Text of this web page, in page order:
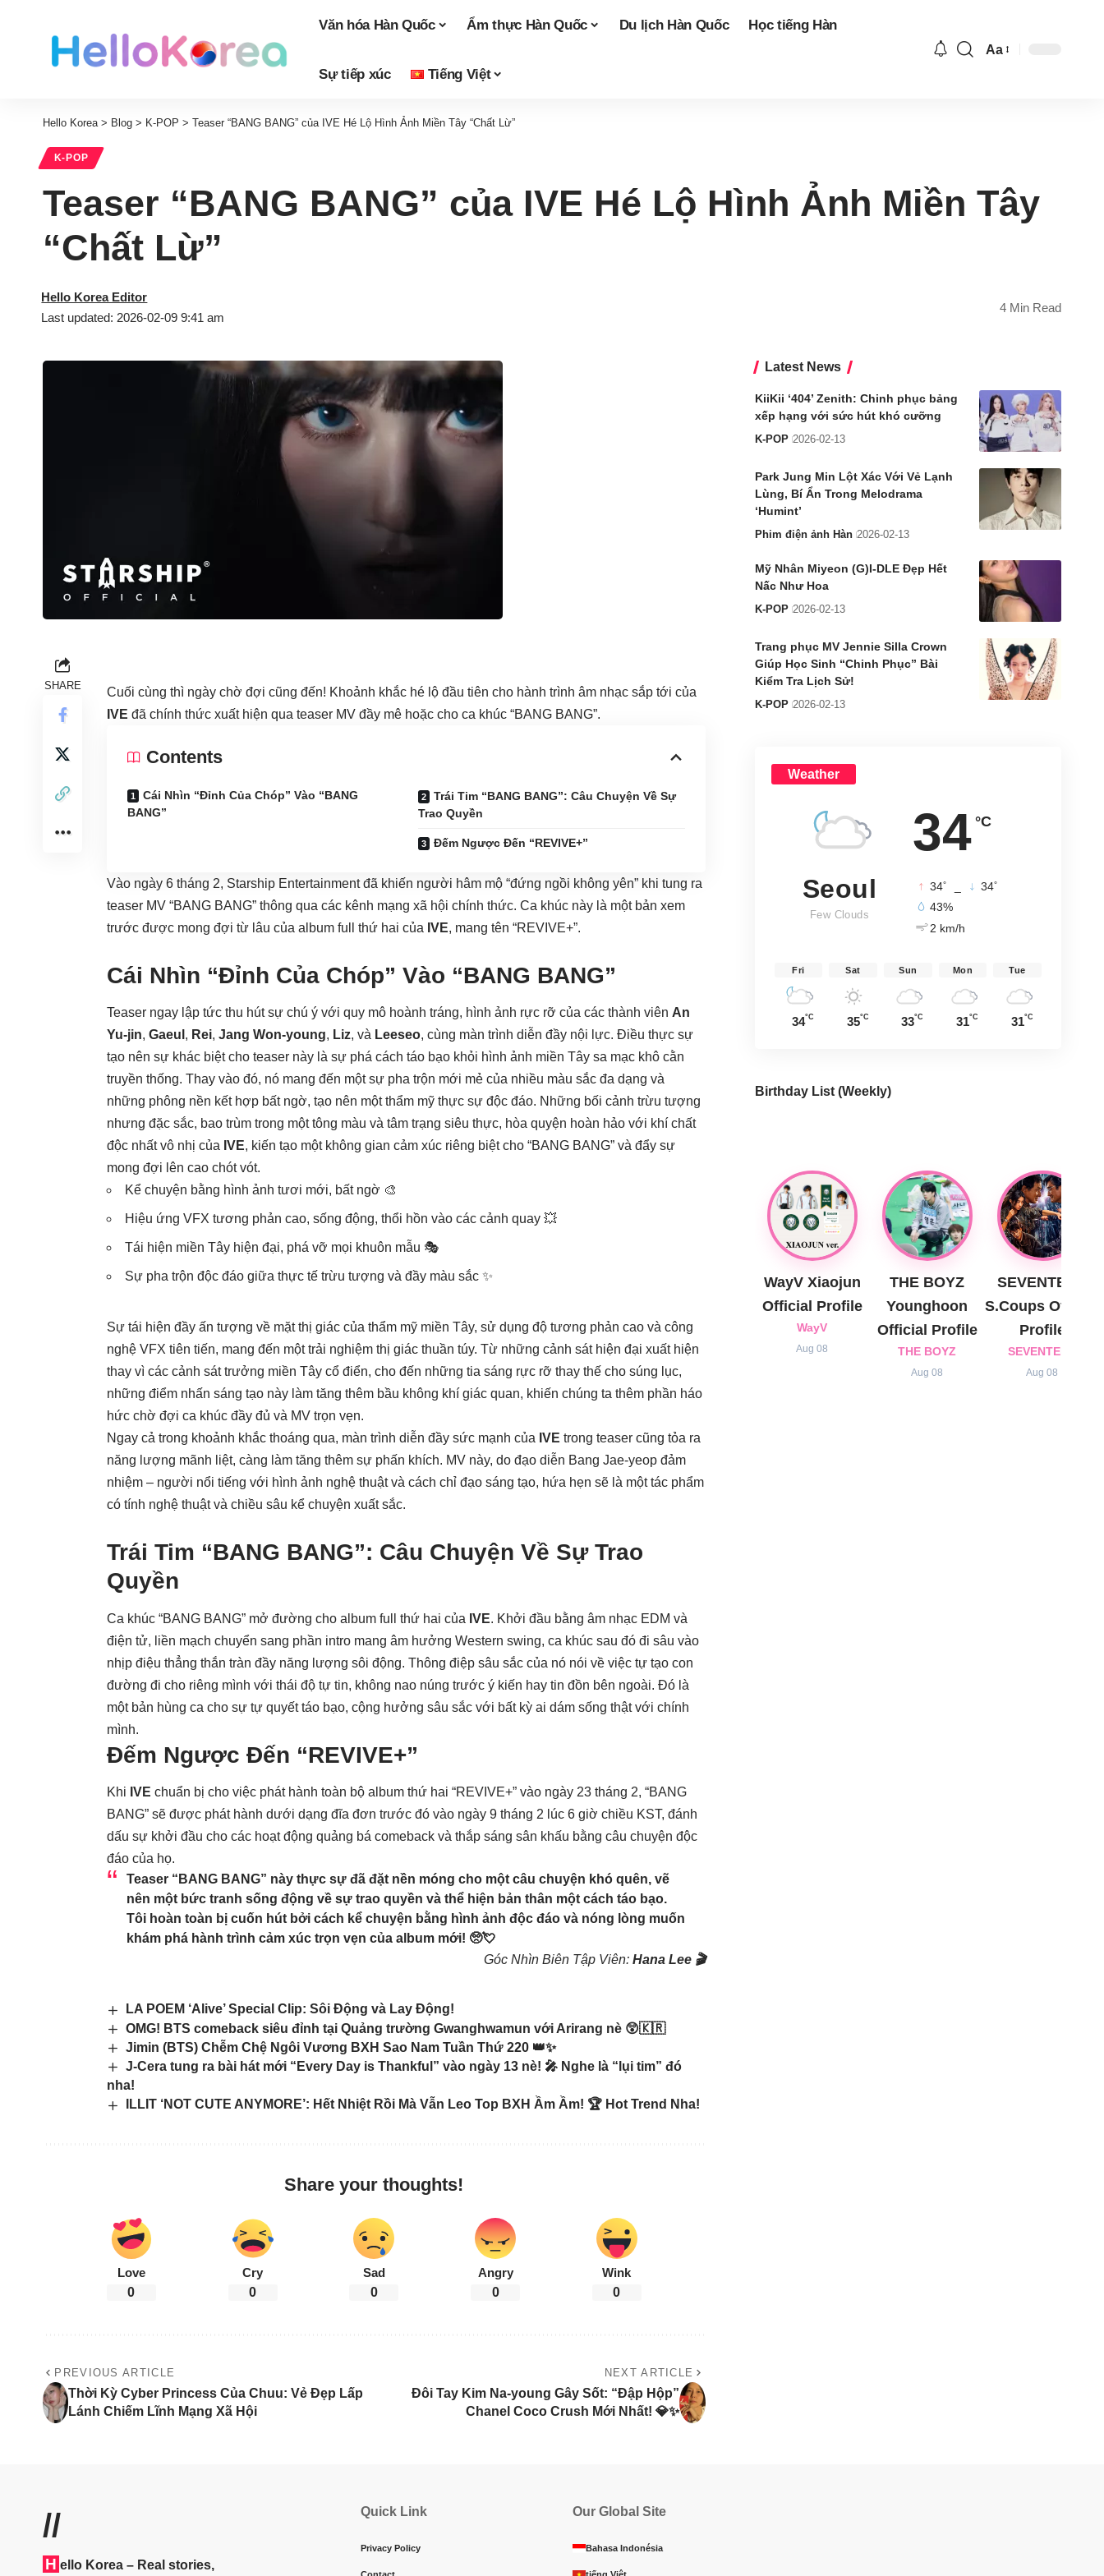
Văn hóa Hàn Quốc Ẩm thực Hàn Quốc Du lịch Hàn Quốc Học tiếng Hàn
Sự tiếp xúc Tiếng Việt
Aa
Hello Korea> Blog > K-POP > Teaser “BANG BANG” của IVE Hé Lộ Hình Ảnh Miền Tây “Chất Lừ”
K-POP
Teaser “BANG BANG” của IVE Hé Lộ Hình Ảnh Miền Tây
“Chất Lừ”
Last updated: 2026-02-09 9:41 am
Hello Korea Editor
4 Min Read
SHARE
Cuối cùng thì ngày chờ đợi cũng đến! Khoảnh khắc hé lộ đầu tiên cho hành trình âm nhạc sắp tới của
IVE đã chính thức xuất hiện qua teaser MV đầy mê hoặc cho ca khúc “BANG BANG”.
Contents
Cái Nhìn “Đỉnh Của Chóp” Vào “BANG
BANG”
Trái Tim “BANG BANG”: Câu Chuyện Về Sự
Trao Quyền
Đếm Ngược Đến “REVIVE+”
Vào ngày 6 tháng 2, Starship Entertainment đã khiến người hâm mộ “đứng ngồi không yên” khi tung ra
teaser MV “BANG BANG” thông qua các kênh mạng xã hội chính thức. Ca khúc này là một bản xem
trước được mong đợi từ lâu của album full thứ hai của IVE, mang tên “REVIVE+”.
Cái Nhìn “Đỉnh Của Chóp” Vào “BANG BANG”
Teaser ngay lập tức thu hút sự chú ý với quy mô hoành tráng, hình ảnh rực rỡ của các thành viên An
Yu-jin, Gaeul , Rei, Jang Won-young, Liz, và Leeseo, cùng màn trình diễn đầy nội lực. Điều thực sự
tạo nên sự khác biệt cho teaser này là sự phá cách táo bạo khỏi hình ảnh miền Tây sa mạc khô cằn
truyền thống. Thay vào đó, nó mang đến một sự pha trộn mới mẻ của nhiều màu sắc đa dạng và
những phông nền kết hợp bất ngờ, tạo nên một thẩm mỹ thực sự độc đáo. Những bối cảnh trừu tượng
nhưng đặc sắc, bao trùm trong một tông màu và tâm trạng siêu thực, hòa quyện hoàn hảo với khí chất
độc nhất vô nhị của IVE, kiến tạo một không gian cảm xúc riêng biệt cho “BANG BANG” và đẩy sự
mong đợi lên cao chót vót.
Kể chuyện bằng hình ảnh tươi mới, bất ngờ 🎨
Hiệu ứng VFX tương phản cao, sống động, thổi hồn vào các cảnh quay 💥
Tái hiện miền Tây hiện đại, phá vỡ mọi khuôn mẫu 🎭
Sự pha trộn độc đáo giữa thực tế trừu tượng và đầy màu sắc ✨
Sự tái hiện đầy ấn tượng về mặt thị giác của thẩm mỹ miền Tây, sử dụng độ tương phản cao và công
nghệ VFX tiên tiến, mang đến một trải nghiệm thị giác thuần túy. Từ những cảnh sát hiện đại xuất hiện
thay vì các cảnh sát trưởng miền Tây cổ điển, cho đến những tia sáng rực rỡ thay thế cho súng lục,
những điểm nhấn sáng tạo này làm tăng thêm bầu không khí giác quan, khiến chúng ta thêm phần háo
hức chờ đợi ca khúc đầy đủ và MV trọn vẹn.
Ngay cả trong khoảnh khắc thoáng qua, màn trình diễn đầy sức mạnh của IVE trong teaser cũng tỏa ra
năng lượng mãnh liệt, càng làm tăng thêm sự phấn khích. MV này, do đạo diễn Bang Jae-yeop đảm
nhiệm – người nổi tiếng với hình ảnh nghệ thuật và cách chỉ đạo sáng tạo, hứa hẹn sẽ là một tác phẩm
có tính nghệ thuật và chiều sâu kể chuyện xuất sắc.
Trái Tim “BANG BANG”: Câu Chuyện Về Sự Trao
Quyền
Ca khúc “BANG BANG” mở đường cho album full thứ hai của IVE. Khởi đầu bằng âm nhạc EDM và
điện tử, liền mạch chuyển sang phần intro mang âm hưởng Western swing, ca khúc sau đó đi sâu vào
nhịp điệu thẳng thắn tràn đầy năng lượng sôi động. Thông điệp sâu sắc của nó nói về việc tự tạo con
đường đi cho riêng mình với thái độ tự tin, không nao núng trước ý kiến hay tin đồn bên ngoài. Đó là
một bản hùng ca cho sự tự quyết táo bạo, cộng hưởng sâu sắc với bất kỳ ai dám sống thật với chính
mình.
Đếm Ngược Đến “REVIVE+”
Khi IVE chuẩn bị cho việc phát hành toàn bộ album thứ hai “REVIVE+” vào ngày 23 tháng 2, “BANG
BANG” sẽ được phát hành dưới dạng đĩa đơn trước đó vào ngày 9 tháng 2 lúc 6 giờ chiều KST, đánh
dấu sự khởi đầu cho các hoạt động quảng bá comeback và thắp sáng sân khấu bằng câu chuyện độc
đáo của họ.
Teaser “BANG BANG” này thực sự đã đặt nền móng cho một câu chuyện khó quên, vẽ
nên một bức tranh sống động về sự trao quyền và thể hiện bản thân một cách táo bạo.
Tôi hoàn toàn bị cuốn hút bởi cách kể chuyện bằng hình ảnh độc đáo và nóng lòng muốn
khám phá hành trình cảm xúc trọn vẹn của album mới! 🥺💘
Góc Nhìn Biên Tập Viên: Hana Lee 🎬
LA POEM ‘Alive’ Special Clip: Sôi Động và Lay Động!
OMG! BTS comeback siêu đỉnh tại Quảng trường Gwanghwamun với Arirang nè 😲🇰🇷
Jimin (BTS) Chễm Chệ Ngôi Vương BXH Sao Nam Tuần Thứ 220 👑✨
J-Cera tung ra bài hát mới “Every Day is Thankful” vào ngày 13 nè! 🎤 Nghe là “lụi tim” đó
nha!
ILLIT ‘NOT CUTE ANYMORE’: Hết Nhiệt Rồi Mà Vẫn Leo Top BXH Ầm Ầm! 🏆 Hot Trend Nha!
Share your thoughts!
Love
0
Cry
0
Sad
0
Angry
0
Wink
0
PREVIOUS ARTICLE
Thời Kỳ Cyber Princess Của Chuu: Vẻ Đẹp Lấp
Lánh Chiếm Lĩnh Mạng Xã Hội
NEXT ARTICLE
Đôi Tay Kim Na-young Gây Sốt: “Đập Hộp”
Chanel Coco Crush Mới Nhất! 💎✨
Latest News
KiiKii ‘404’ Zenith: Chinh phục bảng
xếp hạng với sức hút khó cưỡng
K-POP 2026-02-13
Park Jung Min Lột Xác Với Vẻ Lạnh
Lùng, Bí Ẩn Trong Melodrama
‘Humint’
Phim điện ảnh Hàn 2026-02-13
Mỹ Nhân Miyeon (G)I-DLE Đẹp Hết
Nấc Như Hoa
K-POP 2026-02-13
Trang phục MV Jennie Silla Crown
Giúp Học Sinh “Chinh Phục” Bài
Kiểm Tra Lịch Sử!
K-POP 2026-02-13
Weather
34 °C
Seoul
Few Clouds
34° 34°
43%
2 km/h
Fri
34°C
Sat
35°C
Sun
33°C
Mon
31°C
Tue
31°C
Birthday List (Weekly)
WayV Xiaojun
Official Profile
WayV
Aug 08
THE BOYZ
Younghoon
Official Profile
THE BOYZ
Aug 08
SEVENTEEN
S.Coups Official
Profile
SEVENTEEN
Aug 08
//
H ello Korea – Real stories,
Quick Link
Privacy Policy
Contact
Our Global Site
Bahasa Indonésia